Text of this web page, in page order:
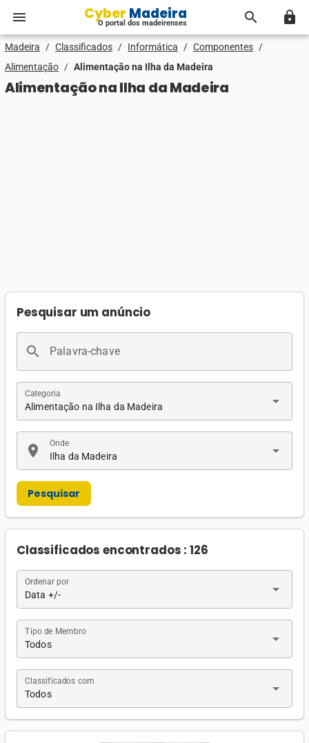
menu Cyber Madeira
O portal dos madeirenses search lock
Madeira / Classificados / Informática / Componentes /
Alimentação / Alimentação na Ilha da Madeira
Alimentação na Ilha da Madeira
Pesquisar um anúncio
search Palavra-chave
Alimentação na Ilha da Madeira
Categoria arrow_drop_down
location_on Ilha da Madeira
Onde arrow_drop_down
Pesquisar
Classificados encontrados : 126
Data +/-
Ordenar por arrow_drop_down
Todos
Tipo de Membro arrow_drop_down
Todos
Classificados com arrow_drop_down